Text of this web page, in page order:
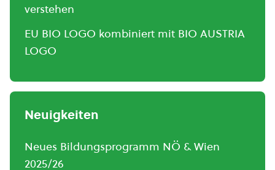
verstehen
EU BIO LOGO kombiniert mit BIO AUSTRIA
LOGO
Neuigkeiten
Neues Bildungsprogramm NÖ & Wien
2025/26